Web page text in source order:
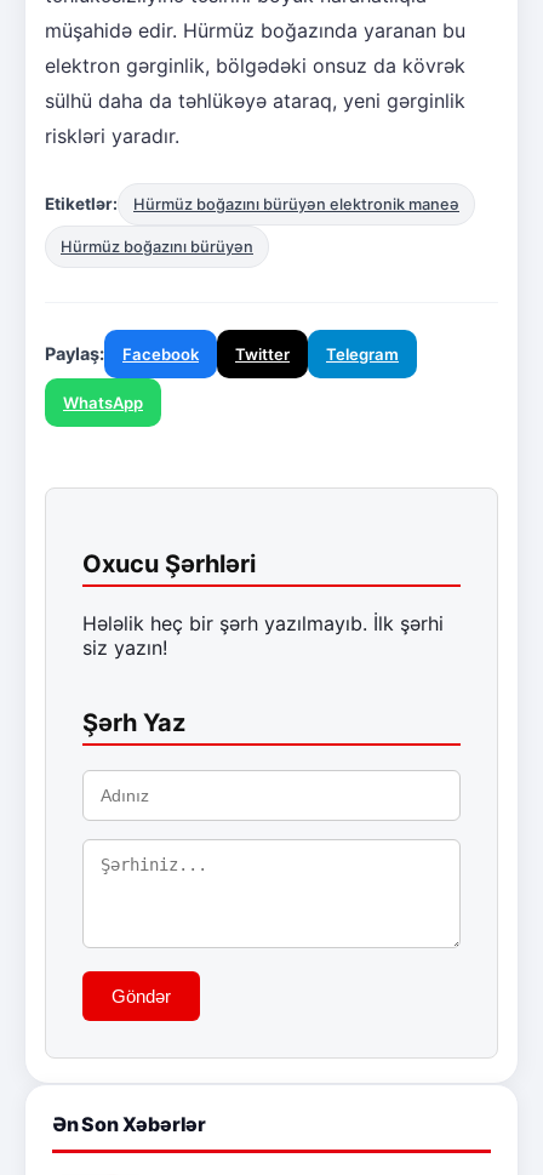
müşahidə edir. Hürmüz boğazında yaranan bu
elektron gərginlik, bölgədəki onsuz da kövrək
sülhü daha da təhlükəyə ataraq, yeni gərginlik
riskləri yaradır.
Etiketlər: Hürmüz boğazını bürüyən elektronik maneə
Hürmüz boğazını bürüyən
Paylaş: Facebook Twitter Telegram
WhatsApp
Oxucu Şərhləri
Hələlik heç bir şərh yazılmayıb. İlk şərhi
siz yazın!
Şərh Yaz
Göndər
Ən Son Xəbərlər